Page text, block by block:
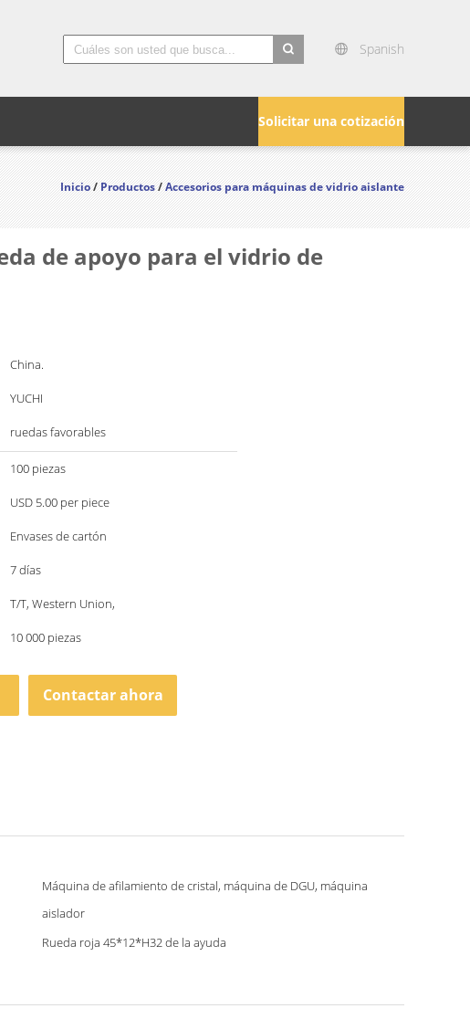
Spanish
Solicitar una cotización
Inicio/Productos/Accesorios para máquinas de vidrio aislante
de apoyo para el vidrio de
China.
YUCHI
ruedas favorables
100 piezas
USD 5.00 per piece
Envases de cartón
7 días
T/T, Western Union,
10 000 piezas
Contactar ahora
Máquina de afilamiento de cristal, máquina de DGU, máquina
aislador
Rueda roja 45*12*H32 de la ayuda